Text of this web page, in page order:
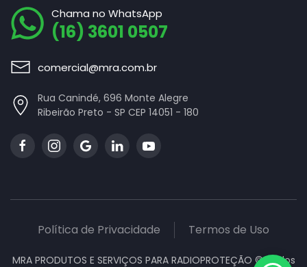
Chama no WhatsApp
(16) 3601 0507
comercial@mra.com.br
Rua Canindé, 696 Monte Alegre
Ribeirão Preto - SP CEP 14051 - 180
Política de Privacidade Termos de Uso
MRA PRODUTOS E SERVIÇOS PARA RADIOPROTEÇÃO ©Todos